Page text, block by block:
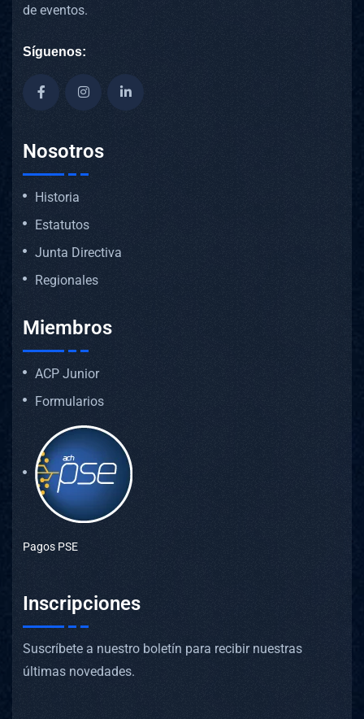
de eventos.
Síguenos:
Nosotros
Historia
Estatutos
Junta Directiva
Regionales
Miembros
ACP Junior
Formularios
Pagos PSE
Inscripciones
Suscríbete a nuestro boletín para recibir nuestras
últimas novedades.